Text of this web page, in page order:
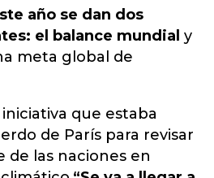
año se dan dos
el balance mundial y
meta global de
que estaba
de París para revisar
de las naciones en